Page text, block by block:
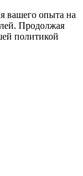
вашего опыта на
Продолжая
политикой